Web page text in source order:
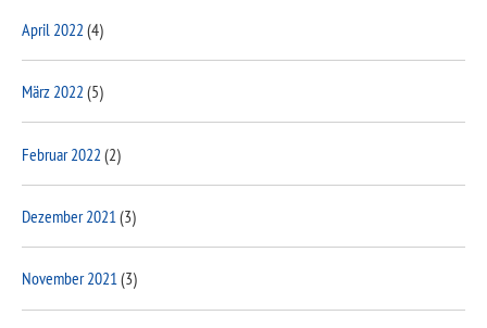
April 2022 (4)
März 2022 (5)
Februar 2022 (2)
Dezember 2021(3)
November 2021(3)